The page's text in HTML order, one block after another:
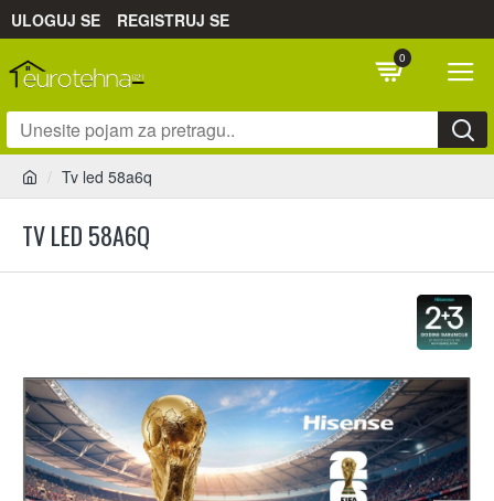
ULOGUJ SE REGISTRUJ SE
0
Tv led 58a6q
TV LED 58A6Q